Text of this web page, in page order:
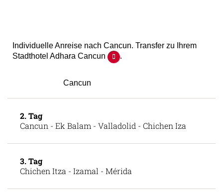
Individuelle Anreise nach Cancun. Transfer zu Ihrem
Stadthotel Adhara Cancun
.
Cancun
2. Tag
Cancun - Ek Balam - Valladolid - Chichen Iza
3. Tag
Chichen Itza - Izamal - Mérida